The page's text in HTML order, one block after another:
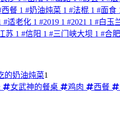
西餐 1 #奶油炖菜 1 #法棍 1 #面食
#适老化 1 #2019 1 #2021 1 #白玉
苏 1 #信阳 1 #三门峡大坝 1 #合肥
的奶油炖菜1
女武神的餐桌 鸡肉 西餐